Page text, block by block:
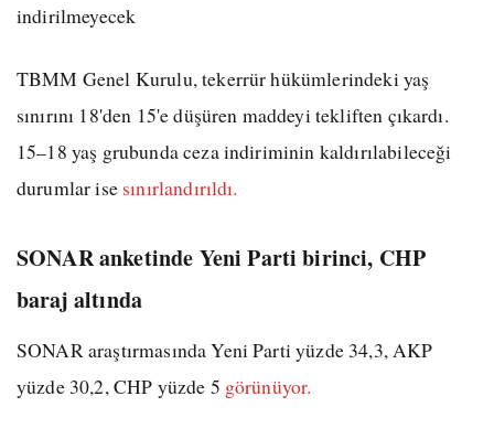
indirilmeyecek
TBMM Genel Kurulu, tekerrür hükümlerindeki yaş
sınırını 18'den 15'e düşüren maddeyi tekliften çıkardı.
15–18 yaş grubunda ceza indiriminin kaldırılabileceği
durumlar ise sınırlandırıldı.
SONAR anketinde Yeni Parti birinci, CHP
baraj altında
SONAR araştırmasında Yeni Parti yüzde 34,3, AKP
yüzde 30,2, CHP yüzde 5 görünüyor.